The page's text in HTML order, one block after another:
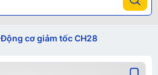
Động cơ giảm tốc CH28